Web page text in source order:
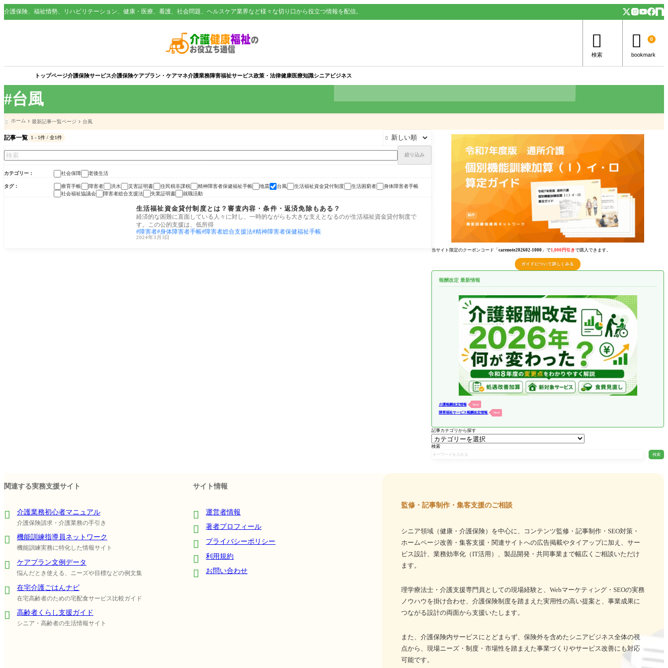
#台風
介護保険、福祉情勢、リハビリテーション、健康・医療、看護、社会問題、ヘルスケア業界など様々な切り口から役立つ情報を配信。
トップページ介護保険サービス介護保険ケアプラン・ケアマネ介護業務障害福祉サービス政策・法律健康医療知識シニアビジネス

検索
 0
bookmark
 ホーム 最新記事一覧ページ 台風
記事一覧 1 - 1件 / 全1件 
絞り込み
カテゴリー 社会保障 老後生活
タグ 療育手帳 障害者 洪水 災害証明書 住民税非課税 精神障害者保健福祉手帳 地震 台風 生活福祉資金貸付制度 生活困窮者
身体障害者手帳
社会福祉協議会
障害者総合支援法 失業証明書 就職活動
老後生活
生活福祉資金貸付制度とは？審査内容・条件・返済免除もある？
経済的な困難に直面している人々に対し、一時的ながらも大きな支えとなるのが生活福祉資金貸付制度で
す。この公的支援は、低所得
障害者 身体障害者手帳 障害者総合支援法 精神障害者保健福祉手帳
2024年3月3日
当サイト限定のクーポンコード「 carenote202602-1000 」で1,000円引きで購入できます。
ガイドについて詳しくみる
報酬改定 最新情報
介護報酬改定情報 New!
障害福祉サービス報酬改定情報 New!
記事カテゴリから探す
検索
検索
関連する実務支援サイト
介護業務初心者マニュアル
介護保険請求・介護業務の手引き
機能訓練指導員ネットワーク
機能訓練実務に特化した情報サイト
ケアプラン文例データ
悩んだとき使える、ニーズや目標などの例文集
在宅介護ごはんナビ
在宅高齢者のための宅配食サービス比較ガイド
高齢者くらし支援ガイド
シニア・高齢者の生活情報サイト
サイト情報
運営者情報
著者プロフィール
プライバシーポリシー
利用規約
お問い合わせ
監修・記事制作・集客支援のご相談
シニア領域（健康・介護保険）を中心に、コンテンツ監修・記事制作・SEO対策・
ホームページ改善・集客支援・関連サイトへの広告掲載やタイアップに加え、サー
ビス設計、業務効率化（IT活用）、製品開発・共同事業まで幅広くご相談いただけ
ます。
理学療法士・介護支援専門員としての現場経験と、Webマーケティング・SEOの実務
ノウハウを掛け合わせ、介護保険制度を踏まえた実用性の高い提案と、事業成果に
つながる設計の両面から支援いたします。
また、介護保険内サービスにとどまらず、保険外を含めたシニアビジネス全体の視
点から、現場ニーズ・制度・市場性を踏まえた事業づくりやサービス改善にも対応
可能です。